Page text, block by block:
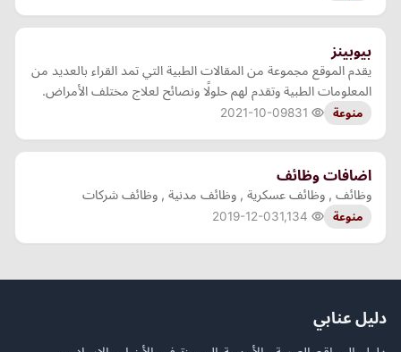
بيوبينز
يقدم الموقع مجموعة من المقالات الطبية التي تمد القراء بالعديد من
المعلومات الطبية وتقدم لهم حلولًا ونصائح لعلاج مختلف الأمراض.
منوعة 2021-10-09
اضافات وظائف
وظائف , وظائف عسكرية , وظائف مدنية , وظائف شركات
منوعة 2019-12-03
دليل عنابي